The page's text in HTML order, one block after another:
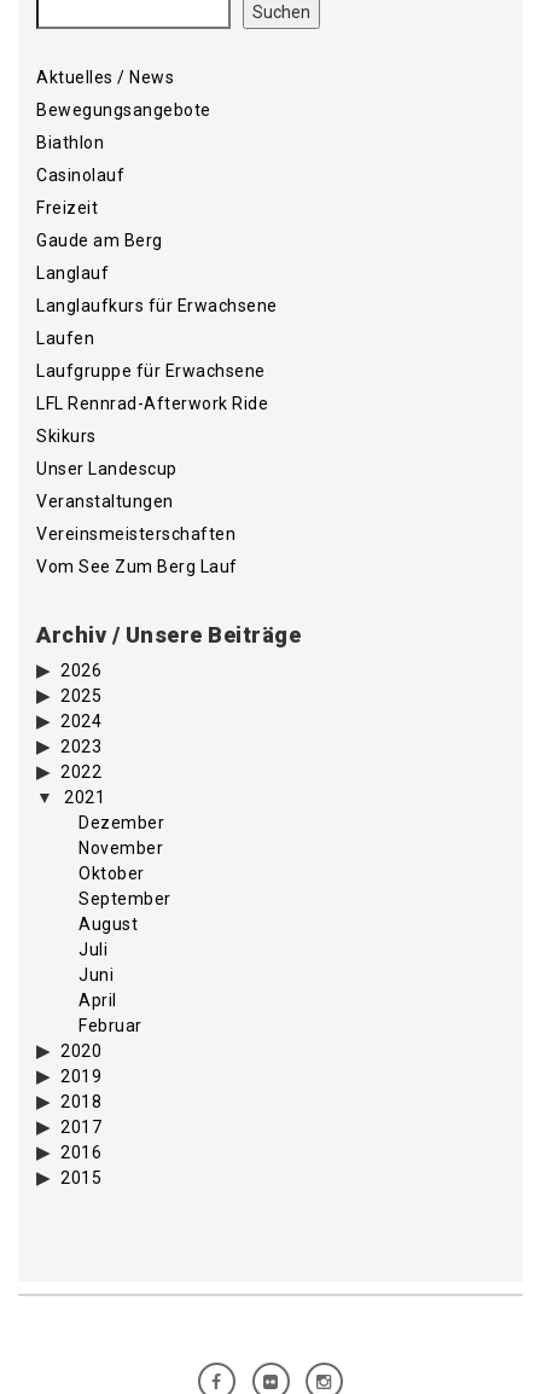
Suchen
Aktuelles / News
Bewegungsangebote
Biathlon
Casinolauf
Freizeit
Gaude am Berg
Langlauf
Langlaufkurs für Erwachsene
Laufen
Laufgruppe für Erwachsene
LFL Rennrad-Afterwork Ride
Skikurs
Unser Landescup
Veranstaltungen
Vereinsmeisterschaften
Vom See Zum Berg Lauf
Archiv / Unsere Beiträge
2026
2025
2024
2023
2022
2021
Dezember
November
Oktober
September
August
Juli
Juni
April
Februar
2020
2019
2018
2017
2016
2015